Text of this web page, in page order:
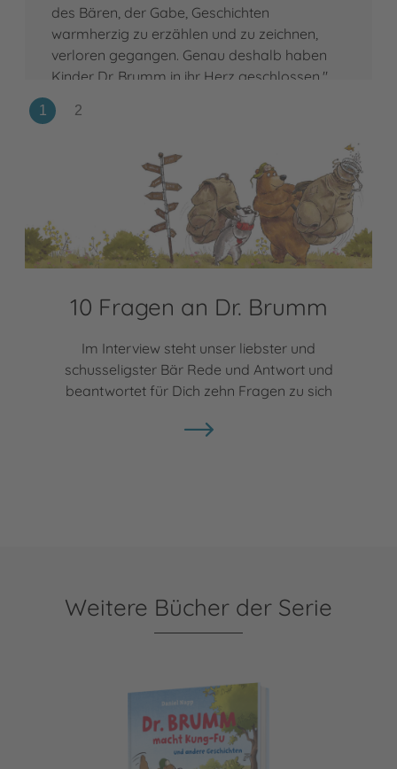
des Bären, der Gabe, Geschichten
warmherzig zu erzählen und zu zeichnen,
verloren gegangen. Genau deshalb haben
Kinder Dr. Brumm in ihr Herz geschlossen."
10 Fragen an Dr. Brumm
Im Interview steht unser liebster und
schusseligster Bär Rede und Antwort und
beantwortet für Dich zehn Fragen zu sich
Weitere Bücher der Serie